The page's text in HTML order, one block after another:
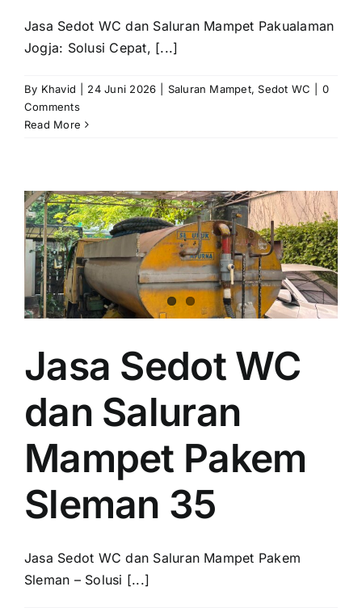
Jasa Sedot WC dan Saluran Mampet Pakualaman
Jogja: Solusi Cepat, [...]
By Khavid 24 Juni 2026 Saluran Mampet,Sedot WC
0
Comments
Read More
Jasa Sedot WC
dan Saluran
Mampet Pakem
Sleman 35
Jasa Sedot WC dan Saluran Mampet Pakem
Sleman – Solusi [...]